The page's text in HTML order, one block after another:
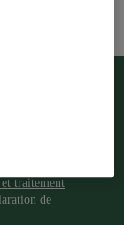
traitement
de